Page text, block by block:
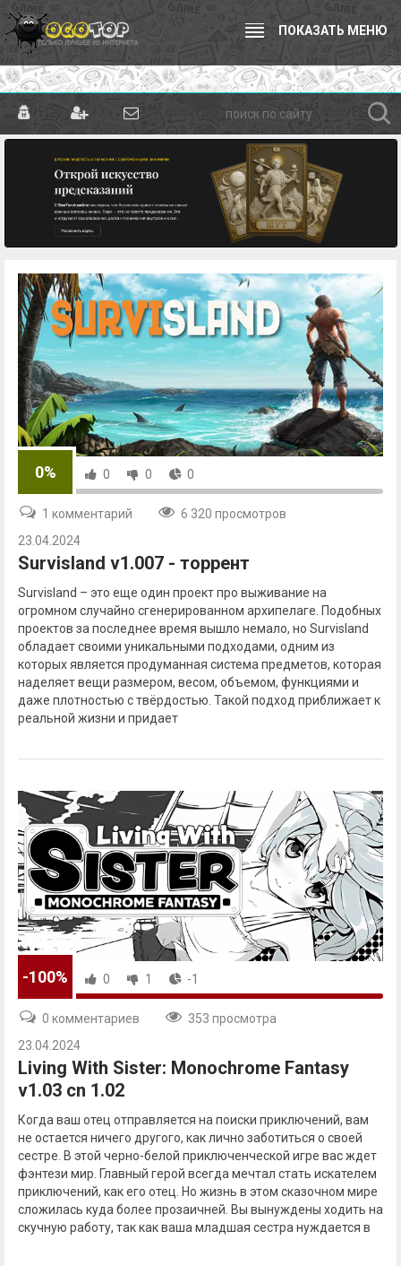
ПОКАЗАТЬ МЕНЮ
0% 0 0 0
1 комментарий
6 320 просмотров
23.04.2024
Survisland v1.007 - торрент
Survisland – это еще один проект про выживание на
огромном случайно сгенерированном архипелаге. Подобных
проектов за последнее время вышло немало, но Survisland
обладает своими уникальными подходами, одним из
которых является продуманная система предметов, которая
наделяет вещи размером, весом, объемом, функциями и
даже плотностью с твёрдостью. Такой подход приближает к
реальной жизни и придает
-100% 0 1 -1
0 комментариев
353 просмотра
23.04.2024
Living With Sister: Monochrome Fantasy
v1.03 cn 1.02
Когда ваш отец отправляется на поиски приключений, вам
не остается ничего другого, как лично заботиться о своей
сестре. В этой черно-белой приключенческой игре вас ждет
фэнтези мир. Главный герой всегда мечтал стать искателем
приключений, как его отец. Но жизнь в этом сказочном мире
сложилась куда более прозаичней. Вы вынуждены ходить на
скучную работу, так как ваша младшая сестра нуждается в